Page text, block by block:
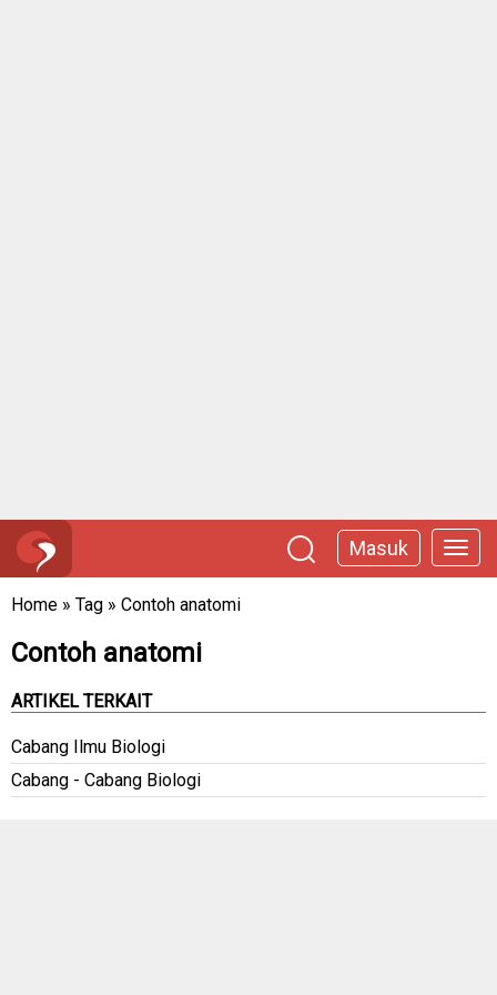
Masuk
Home » Tag » Contoh anatomi
Contoh anatomi
ARTIKEL TERKAIT
Cabang Ilmu Biologi
Cabang - Cabang Biologi